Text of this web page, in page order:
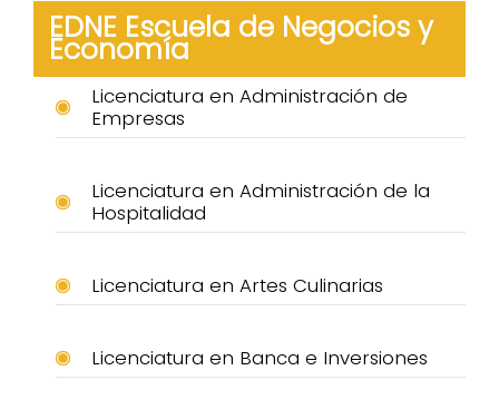
EDNE Escuela de Negocios y
Economía
Licenciatura en Administración de
Empresas
Licenciatura en Administración de la
Hospitalidad
Licenciatura en Artes Culinarias
Licenciatura en Banca e Inversiones